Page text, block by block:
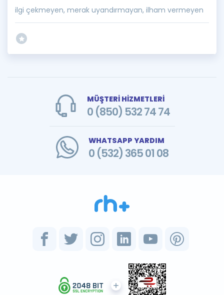
ilgi çekmeyen, merak uyandırmayan, ilham vermeyen
MÜŞTERİ HİZMETLERİ
0 (850) 532 74 74
WHATSAPP YARDIM
0 (532) 365 01 08